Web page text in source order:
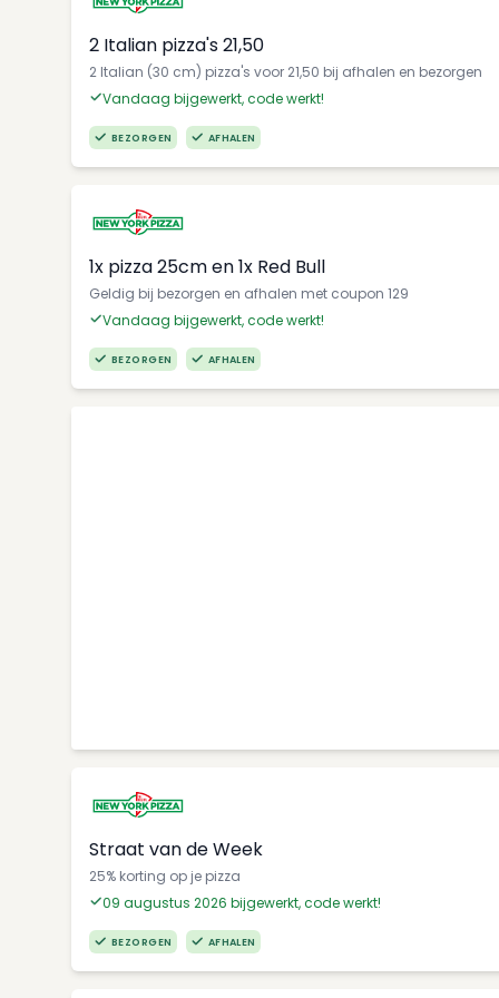
2 Italian pizza's 21,50
2 Italian (30 cm) pizza's voor 21,50 bij afhalen en bezorgen
Vandaag bijgewerkt, code werkt!
BEZORGEN AFHALEN
1x pizza 25cm en 1x Red Bull
Geldig bij bezorgen en afhalen met coupon 129
Vandaag bijgewerkt, code werkt!
BEZORGEN AFHALEN
Straat van de Week
25% korting op je pizza
09 augustus 2026 bijgewerkt, code werkt!
BEZORGEN AFHALEN